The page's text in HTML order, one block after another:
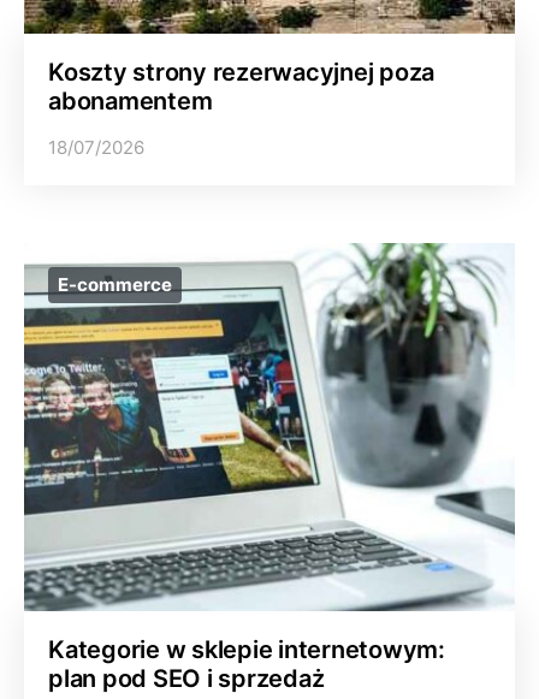
Koszty strony rezerwacyjnej poza
abonamentem
18/07/2026
E-commerce
Kategorie w sklepie internetowym:
plan pod SEO i sprzedaż